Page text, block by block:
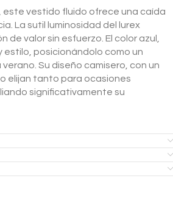
este vestido fluido ofrece una caída
La sutil luminosidad del lurex
valor sin esfuerzo. El color azul,
posicionándolo como un
Su diseño camisero, con un
elijan tanto para ocasiones
significativamente su